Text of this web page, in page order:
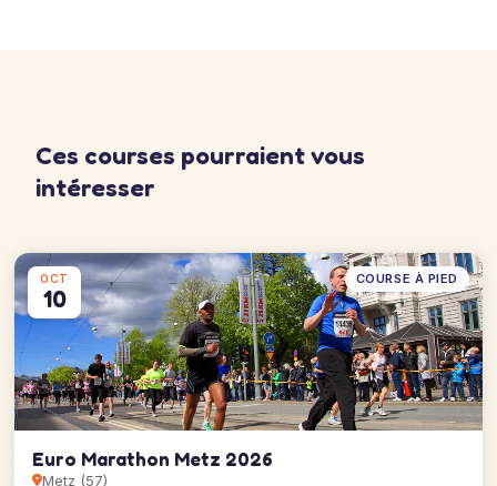
Ces courses pourraient vous
intéresser
OCT
10
COURSE À PIED
Euro Marathon Metz 2026
Metz (57)